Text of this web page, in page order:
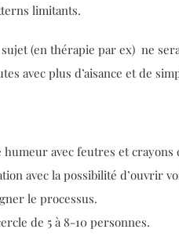
limitants.
(en thérapie par ex) ne
avec plus d’aisance et de
humeur avec feutres et crayons
avec la possibilité d’ouvrir
le processus.
de 5 à 8-10 personnes.